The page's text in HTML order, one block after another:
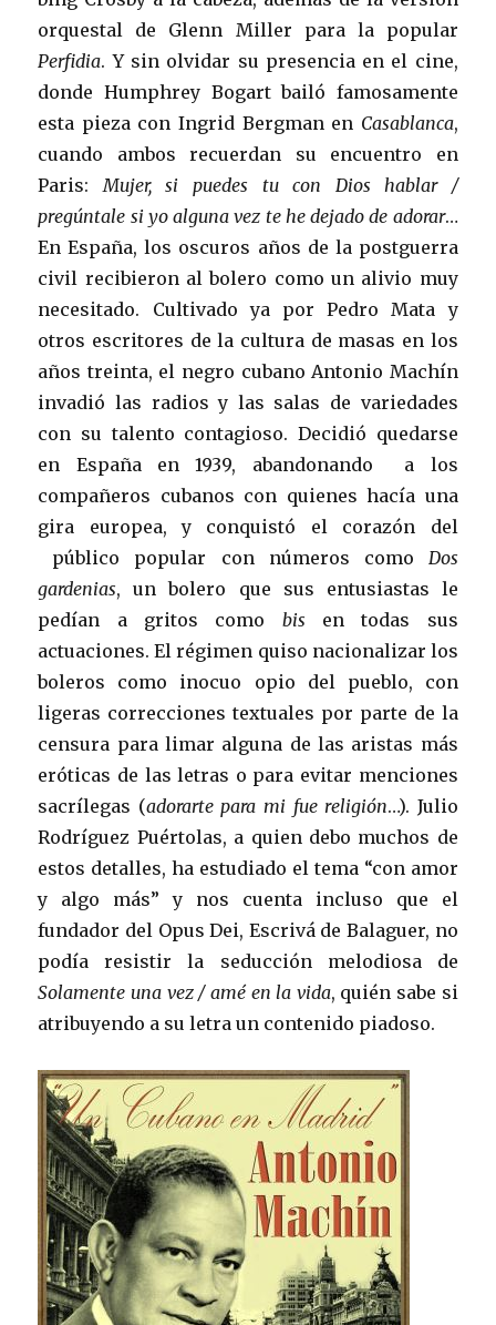
orquestal de Glenn Miller para la popular
Perfidia. Y sin olvidar su presencia en el cine,
donde Humphrey Bogart bailó famosamente
esta pieza con Ingrid Bergman en Casablanca,
cuando ambos recuerdan su encuentro en
Paris: Mujer, si puedes tu con Dios hablar /
pregúntale si yo alguna vez te he dejado de adorar…
En España, los oscuros años de la postguerra
civil recibieron al bolero como un alivio muy
necesitado. Cultivado ya por Pedro Mata y
otros escritores de la cultura de masas en los
años treinta, el negro cubano Antonio Machín
invadió las radios y las salas de variedades
con su talento contagioso. Decidió quedarse
en España en 1939, abandonando a los
compañeros cubanos con quienes hacía una
gira europea, y conquistó el corazón del
público popular con números como Dos
gardenias, un bolero que sus entusiastas le
pedían a gritos como bis en todas sus
actuaciones. El régimen quiso nacionalizar los
boleros como inocuo opio del pueblo, con
ligeras correcciones textuales por parte de la
censura para limar alguna de las aristas más
eróticas de las letras o para evitar menciones
sacrílegas (adorarte para mi fue religión…). Julio
Rodríguez Puértolas, a quien debo muchos de
estos detalles, ha estudiado el tema “con amor
y algo más” y nos cuenta incluso que el
fundador del Opus Dei, Escrivá de Balaguer, no
podía resistir la seducción melodiosa de
Solamente una vez / amé en la vida, quién sabe si
atribuyendo a su letra un contenido piadoso.